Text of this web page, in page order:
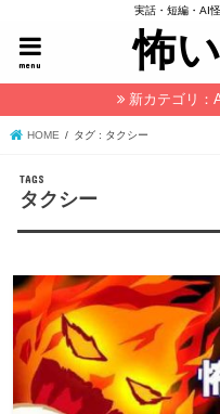
実話・短編・AI
怖
menu
新カテゴリ：
HOME タグ : タクシー
タクシー